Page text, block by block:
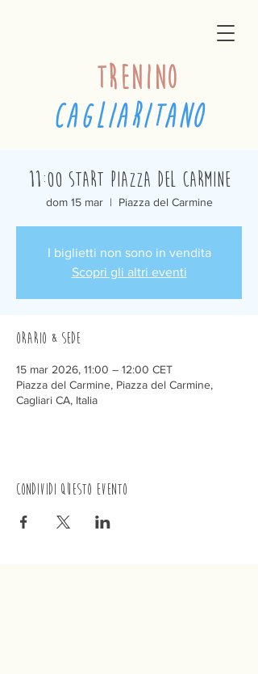
trenino
cagliaritano
11:00 Start Piazza del Carmine
dom 15 mar
  |
Piazza del Carmine
I biglietti non sono in vendita
Scopri gli altri eventi
Orario & Sede
15 mar 2026, 11:00 – 12:00 CET
Piazza del Carmine, Piazza del Carmine,
Cagliari CA, Italia
Condividi questo evento